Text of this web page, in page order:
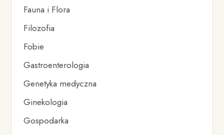
Fauna i Flora
Filozofia
Fobie
Gastroenterologia
Genetyka medyczna
Ginekologia
Gospodarka